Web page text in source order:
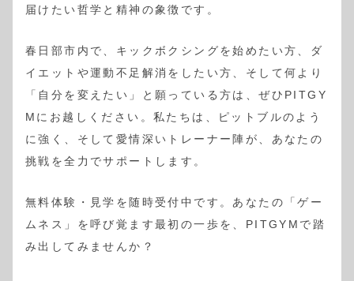
届けたい哲学と精神の象徴です。
春日部市内で、キックボクシングを始めたい方、ダ
イエットや運動不足解消をしたい方、そして何より
「自分を変えたい」と願っている方は、ぜひPITGY
Mにお越しください。私たちは、ピットブルのよう
に強く、そして愛情深いトレーナー陣が、あなたの
挑戦を全力でサポートします。
無料体験・見学を随時受付中です。あなたの「ゲー
ムネス」を呼び覚ます最初の一歩を、PITGYMで踏
み出してみませんか？